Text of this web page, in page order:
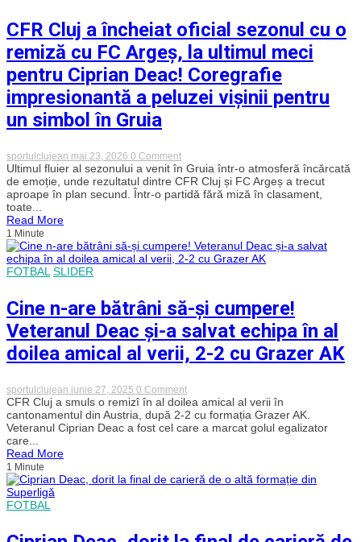
ochi
CFR Cluj a încheiat oficial sezonul cu o
remiză cu FC Argeș, la ultimul meci
pentru Ciprian Deac! Coregrafie
impresionantă a peluzei vișinii pentru
un simbol în Gruia
sportulclujean mai 23, 2026 0 Commenton
CFR
Cluj
a
încheiat
o
remiză
cu
la
ultimul
pentru
Ciprian
Deac!
a
peluzei
vișinii
pentru
Ultimul fluier al sezonului a venit în Gruia într-o atmosferă încărcată
de emoție, unde rezultatul dintre CFR Cluj și FC Argeș a trecut
aproape în plan secund. Într-o partidă fără miză în clasament,
toate...
Read More
1 Minute
FOTBAL SLIDER
Cine n-are bătrâni să-și cumpere!
Veteranul Deac și-a salvat echipa în al
doilea amical al verii, 2-2 cu Grazer AK
sportulclujean iunie 27, 2025 0 Commenton
Cine
n-
are
bătrâni
Veteranul
echipa
CFR Cluj a smuls o remizî în al doilea amical al verii în
cantonamentul din Austria, după 2-2 cu formația Grazer AK.
Veteranul Ciprian Deac a fost cel care a marcat golul egalizator
care...
Read More
1 Minute
FOTBAL